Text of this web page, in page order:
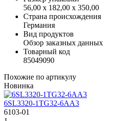
56,00 x 182,00 x 350,00
Страна происхождения
Германия
Вид продуктов
Обзор заказных данных
Товарный код
85049090
Похожие по артикулу
Новинка
6SL3320-1TG32-6AA3
6103-01